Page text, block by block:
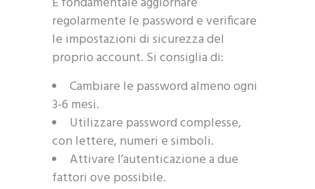
regolarmente le password e verificare
le impostazioni di sicurezza del
proprio account. Si consiglia di:
Cambiare le password almeno ogni
3-6 mesi.
Utilizzare password complesse,
con lettere, numeri e simboli.
Attivare l’autenticazione a due
fattori ove possibile.